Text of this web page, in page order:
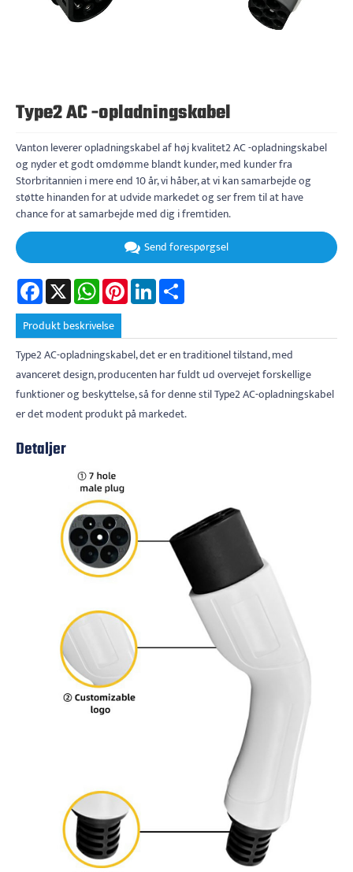
Type2 AC -opladningskabel
Vanton leverer opladningskabel af høj kvalitet2 AC -opladningskabel
og nyder et godt omdømme blandt kunder, med kunder fra
Storbritannien i mere end 10 år, vi håber, at vi kan samarbejde og
støtte hinanden for at udvide markedet og ser frem til at have
chance for at samarbejde med dig i fremtiden.
Send forespørgsel
Facebook
X WhatsAppPinterestLinkedIn
Produkt beskrivelse
Type2 AC-opladningskabel, det er en traditionel tilstand, med
avanceret design, producenten har fuldt ud overvejet forskellige
funktioner og beskyttelse, så for denne stil Type2 AC-opladningskabel
er det modent produkt på markedet.
Detaljer